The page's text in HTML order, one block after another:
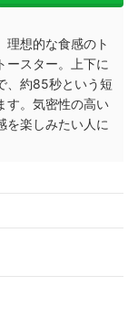
理想的な食感のト
ースター。上下に
、約85秒という短
す。気密性の高い
を楽しみたい人に